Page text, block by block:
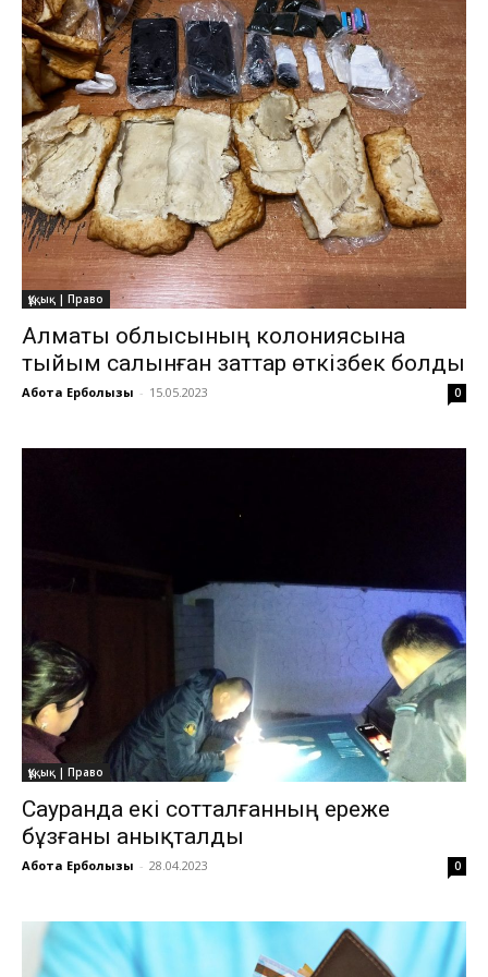
Құқық | Право
Алматы облысының колониясына
тыйым салынған заттар өткізбек болды
Ақбота Ерболқызы - 15.05.2023 0
Құқық | Право
Сауранда екі сотталғанның ереже
бұзғаны анықталды
Ақбота Ерболқызы - 28.04.2023 0